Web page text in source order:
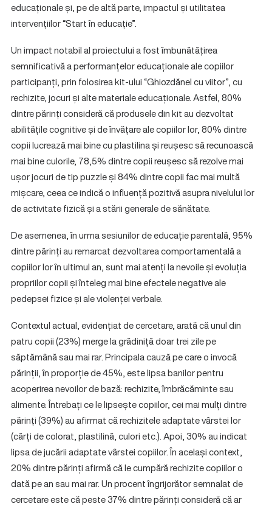
educaționale și, pe de altă parte, impactul și utilitatea
intervențiilor “Start în educație”.
Un impact notabil al proiectului a fost îmbunătățirea
semnificativă a performanțelor educaționale ale copiilor
participanți, prin folosirea kit-ului “Ghiozdănel cu viitor”, cu
rechizite, jocuri și alte materiale educaționale. Astfel, 80%
dintre părinți consideră că produsele din kit au dezvoltat
abilitățile cognitive și de învățare ale copiilor lor, 80% dintre
copii lucrează mai bine cu plastilina și reușesc să recunoască
mai bine culorile, 78,5% dintre copii reușesc să rezolve mai
ușor jocuri de tip puzzle și 84% dintre copii fac mai multă
mișcare, ceea ce indică o influență pozitivă asupra nivelului lor
de activitate fizică și a stării generale de sănătate.
De asemenea, în urma sesiunilor de educație parentală, 95%
dintre părinți au remarcat dezvoltarea comportamentală a
copiilor lor în ultimul an, sunt mai atenți la nevoile și evoluția
propriilor copii și înteleg mai bine efectele negative ale
pedepsei fizice și ale violenței verbale.
Contextul actual, evidențiat de cercetare, arată că unul din
patru copii (23%) merge la grădiniță doar trei zile pe
săptămână sau mai rar. Principala cauză pe care o invocă
părinții, în proporție de 45%, este lipsa banilor pentru
acoperirea nevoilor de bază: rechizite, îmbrăcăminte sau
alimente. Întrebați ce le lipsește copiilor, cei mai mulți dintre
părinți (39%) au afirmat că rechizitele adaptate vârstei lor
(cărți de colorat, plastilină, culori etc.). Apoi, 30% au indicat
lipsa de jucării adaptate vârstei copiilor. În același context,
20% dintre părinți afirmă că le cumpără rechizite copiilor o
dată pe an sau mai rar. Un procent îngrijorător semnalat de
cercetare este că peste 37% dintre părinți consideră că ar